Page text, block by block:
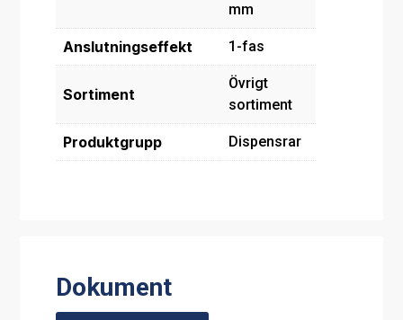
mm
Anslutningseffekt 1-fas
Sortiment
Övrigt
sortiment
Produktgrupp Dispensrar
Dokument